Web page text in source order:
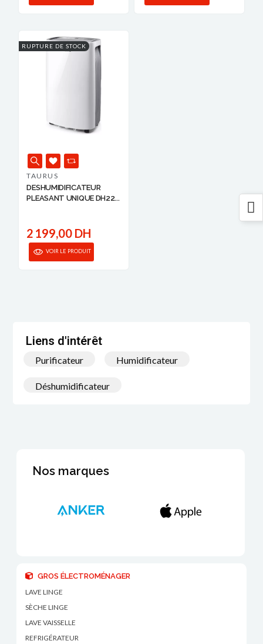
RUPTURE DE STOCK
TAURUS
DESHUMIDIFICATEUR
PLEASANT UNIQUE DH22...
2 199,00 DH
VOIR LE PRODUIT
Liens d'intérêt
Purificateur Humidificateur
Déshumidificateur
Nos marques
GROS ÉLECTROMÉNAGER
LAVE LINGE
SÈCHE LINGE
LAVE VAISSELLE
REFRIGÉRATEUR